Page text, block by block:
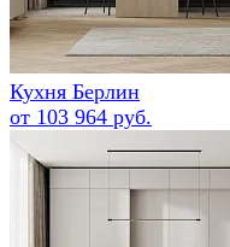
Кухня Берлин
от 103 964 руб.